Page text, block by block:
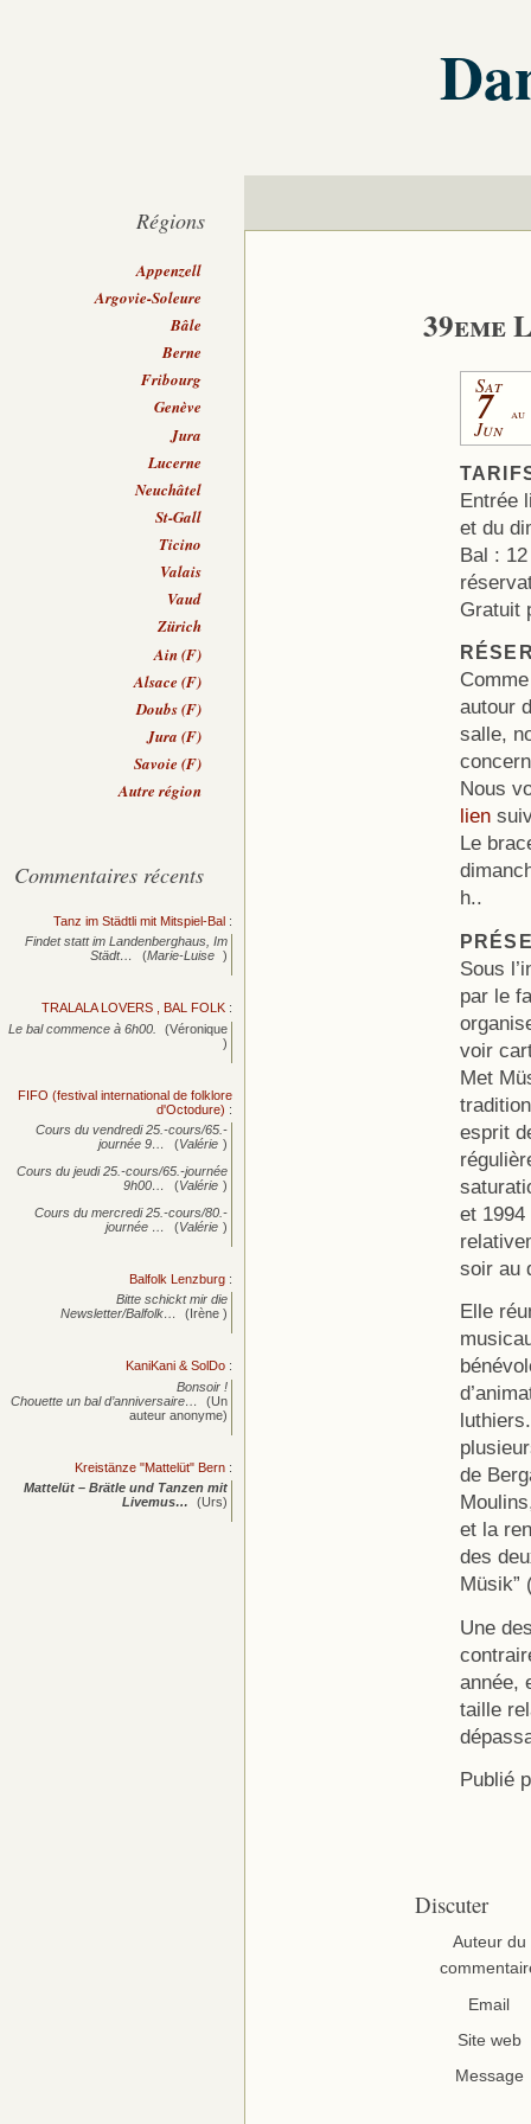
39eme
Sat
7
Jun
au
Entrée
et du
Bal :
Gratuit
autour
salle,
Nous
lien
Le
h..
Sous
par le
voir
Met
esprit
et
soir au
Elle
de
et la
des
Müsik”
Une
année,
taille
Publié
Discuter
Auteur du
Email
Site web
Message
Régions
Appenzell
Argovie-Soleure
Bâle
Berne
Fribourg
Genève
Jura
Lucerne
Neuchâtel
St-Gall
Ticino
Valais
Vaud
Zürich
Ain (F)
Alsace (F)
Doubs (F)
Jura (F)
Savoie (F)
Autre région
Commentaires récents
Tanz im Städtli mit Mitspiel-Bal :
Findet statt im Landenberghaus, Im
Städt…
(Marie-Luise )
TRALALA LOVERS , BAL FOLK :
Le bal commence à 6h00.
(Véronique
)
FIFO (festival international de folklore
d'Octodure) :
Cours du vendredi 25.-cours/65.-
journée 9… (Valérie )
Cours du jeudi 25.-cours/65.-journée
9h00…
(Valérie )
Cours du mercredi 25.-cours/80.-
journée … (Valérie )
Balfolk Lenzburg :
Bitte schickt mir die
Newsletter/Balfolk…
(Irène )
KaniKani & SolDo :
Bonsoir !
Chouette un bal d’anniversaire…
(Un
auteur anonyme)
Kreistänze "Mattelüt" Bern :
Mattelüt – Brätle und Tanzen mit
Livemus…
(Urs)